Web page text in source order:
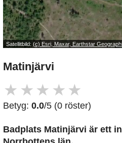
Satellitbild: (c) Esri, Maxar, Earthstar
Matinjärvi
★ ★ ★ ★ ★
Betyg: 0.0/5 (0 röster)
Badplats Matinjärvi är ett